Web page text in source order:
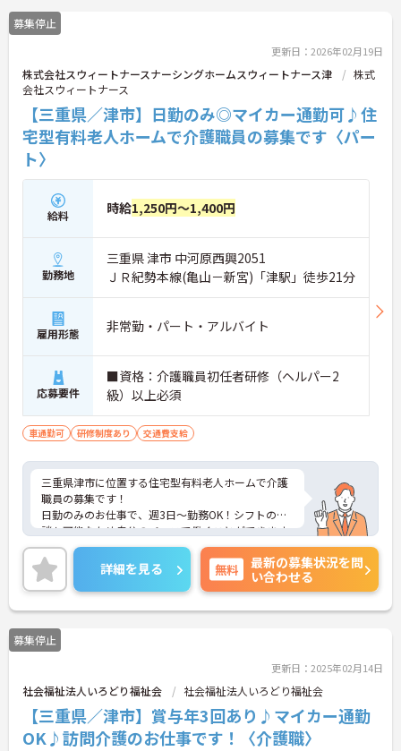
募集停止
更新日：2026年02月19日
株式会社スウィートナースナーシングホームスウィートナース津
株式
会社スウィートナース
【三重県／津市】日勤のみ◎マイカー通勤可♪住
宅型有料老人ホームで介護職員の募集です〈パー
ト〉
給料 時給1,250円～1,400円
勤務地
三重県 津市 中河原西興2051
ＪＲ紀勢本線(亀山－新宮)「津駅」徒歩21分
雇用形態 非常勤・パート・アルバイト
応募要件
■資格：介護職員初任者研修（ヘルパー2
級）以上必須
車通勤可 研修制度あり 交通費支給
三重県津市に位置する住宅型有料老人ホームで介護
職員の募集です！
日勤のみのお仕事で、週3日～勤務OK！シフトの相
談も可能なため自分のペースで働くことができます
◎マイカーでの通勤もOK！丁寧な研修とフォロー体
制で、ご自身のスキルアップもできます！
こちらの求人にご興味がございましたら面接のポイ
ントもお伝えしますので是非ご応募お待ちしており
ます。
詳細を見る 無料
最新の募集状況を問
い合わせる
募集停止
更新日：2025年02月14日
社会福祉法人いろどり福祉会 社会福祉法人いろどり福祉会
【三重県／津市】賞与年3回あり♪マイカー通勤
OK♪訪問介護のお仕事です！〈介護職〉